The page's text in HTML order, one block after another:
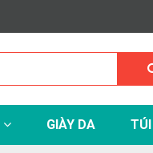
GIÀY DA